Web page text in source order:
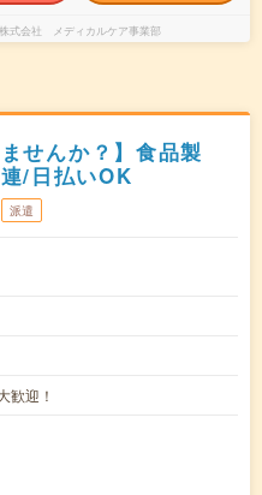
式会社 メディカルケア事業部
せんか？】食品製
/日払いOK
派遣
歓迎！